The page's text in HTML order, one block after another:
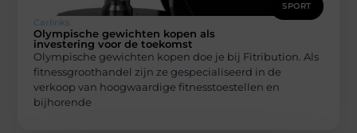
SPORT
Carlinks
Olympische gewichten kopen als
investering voor de toekomst
Olympische gewichten kopen doe je bij Fitribution. Als
fitnessgroothandel zijn ze gespecialiseerd in de
verkoop van hoogwaardige fitnesstoestellen en
bijhorende